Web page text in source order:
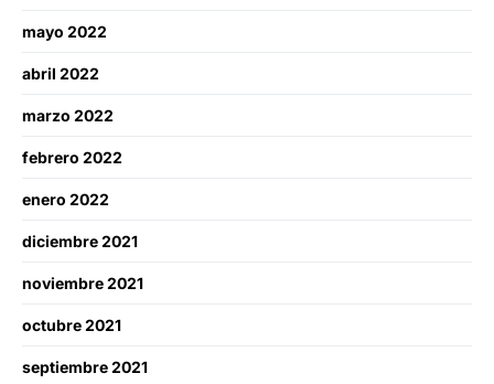
mayo 2022
abril 2022
marzo 2022
febrero 2022
enero 2022
diciembre 2021
noviembre 2021
octubre 2021
septiembre 2021